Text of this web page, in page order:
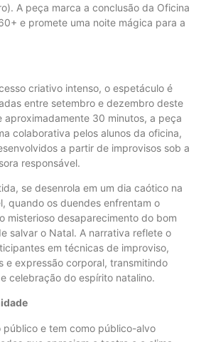
A peça marca a conclusão da Oficina
e promete uma noite mágica para a
criativo intenso, o espetáculo é
entre setembro e dezembro deste
aproximadamente 30 minutos, a peça
colaborativa pelos alunos da oficina,
a partir de improvisos sob a
responsável.
se desenrola em um dia caótico na
quando os duendes enfrentam o
misterioso desaparecimento do bom
salvar o Natal. A narrativa reflete o
em técnicas de improviso,
e expressão corporal, transmitindo
celebração do espírito natalino.
público e tem como público-alvo